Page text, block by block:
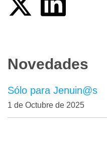
Novedades
Sólo para Jenuin@s
1 de Octubre de 2025